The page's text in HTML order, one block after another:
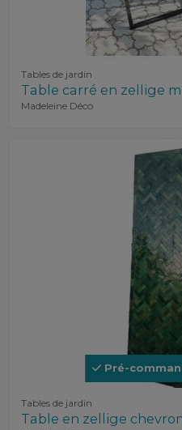
Tables de jardin
Table carré en zellige
Madeleine Déco
Pré-
Tables de jardin
Table en zellige